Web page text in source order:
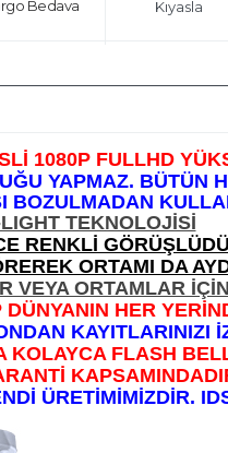
Kıyasla
1080P FULLHD
YAPMAZ. BÜTÜN
BOZULMADAN
TEKNOLOJİSİ
RENKLİ
ORTAMI DA
ORTAMLAR
HER
KAYITLARINIZI
KOLAYCA FLASH
ÜRETİMİMİZDİR.